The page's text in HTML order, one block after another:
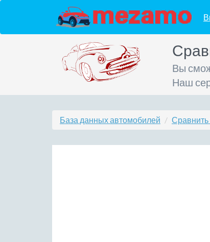
Вы
Наш
База данных автомобилей